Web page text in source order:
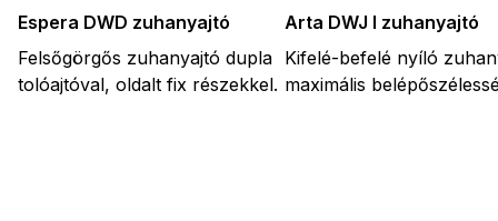
Espera DWD zuhanyajtó
Felsőgörgős zuhanyajtó dupla
tolóajtóval, oldalt fix részekkel.
Arta DWJ I zuhanyajtó
Kifelé-befelé nyíló
maximális